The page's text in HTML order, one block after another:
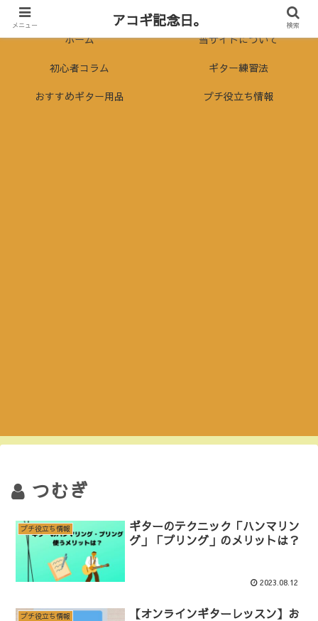
～アコースティックギターを人生のお供に～
ホーム
当サイトについて
初心者コラム
ギター練習法
おすすめギター用品
プチ役立ち情報
つむぎ
プチ役立ち情報
ギターのテクニック「ハンマリン
グ」「プリング」のメリットは？
2023.08.12
プチ役立ち情報
【オンラインギターレッスン】お
メニュー アコギ記念日。 検索